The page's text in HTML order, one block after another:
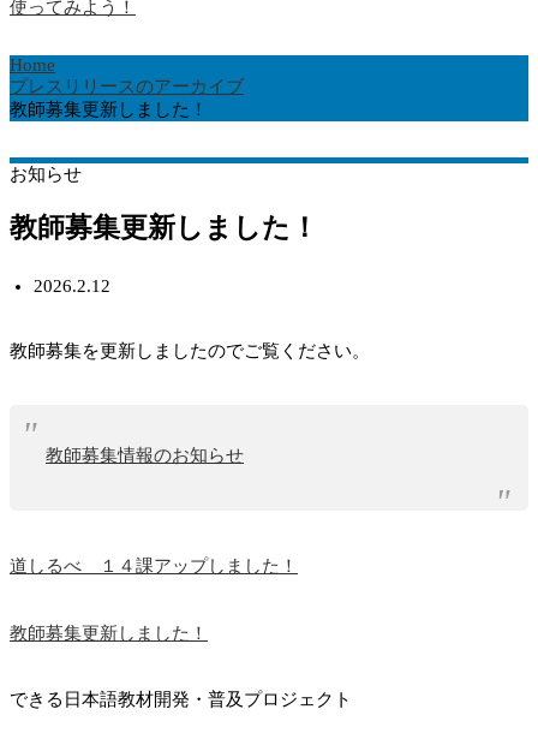
使ってみよう！
Home
プレスリリースのアーカイブ
教師募集更新しました！
お知らせ
教師募集更新しました！
2026.2.12
教師募集を更新しましたのでご覧ください。
教師募集情報のお知らせ
道しるべ １４課アップしました！
教師募集更新しました！
できる日本語教材開発・普及プロジェクト